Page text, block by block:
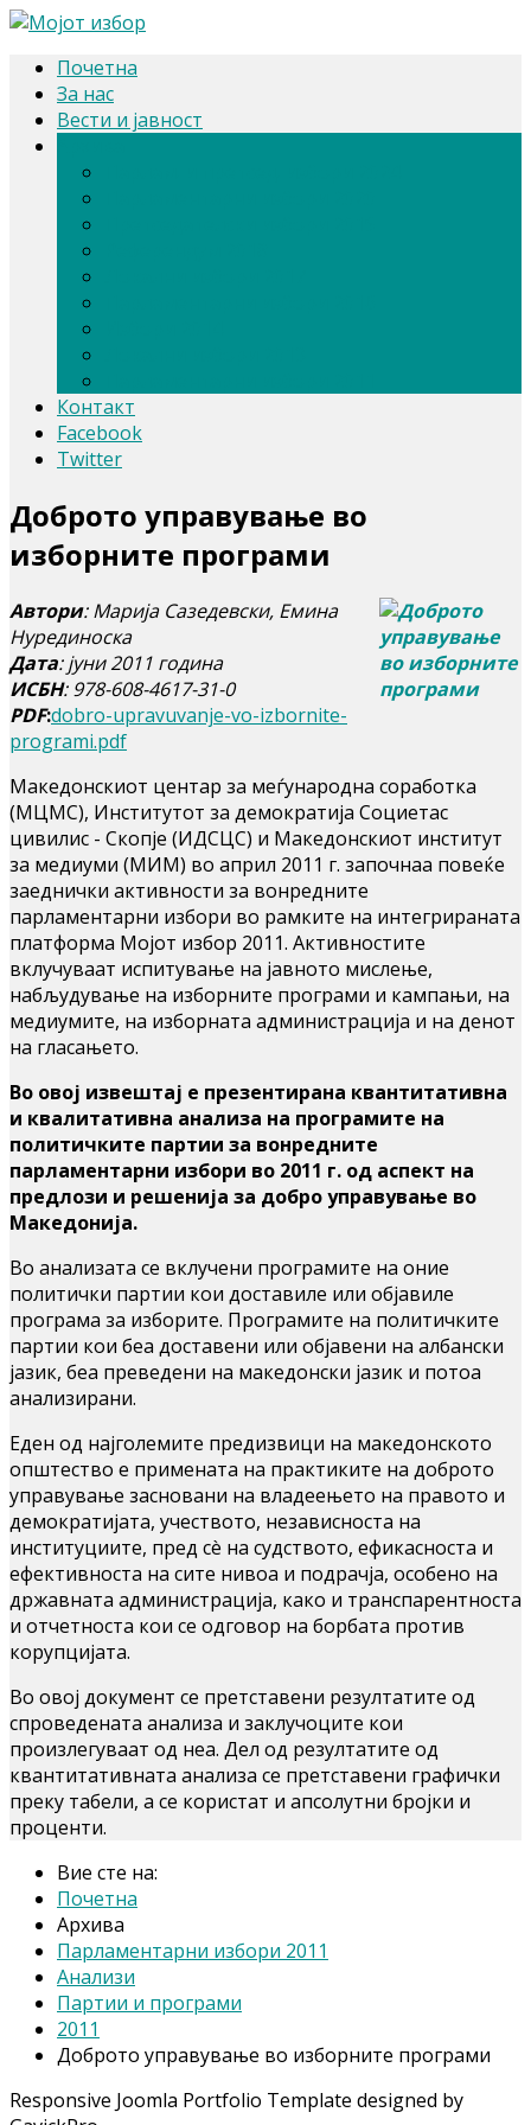
Почетна
За нас
Вести и јавност
Контакт
Facebook
Twitter
Доброто управување во
изборните програми
Автори: Марија Сазедевски, Емина
Нурединоска
Дата: јуни 2011 година
ИСБН: 978-608-4617-31-0
PDF:dobro-upravuvanje-vo-izbornite-
programi.pdf
Македонскиот центар за меѓународна соработка
(МЦМС), Институтот за демократија Социетас
цивилис - Скопје (ИДСЦС) и Македонскиот институт
за медиуми (МИМ) во април 2011 г. започнаа повеќе
заеднички активности за вонредните
парламентарни избори во рамките на интегрираната
платформа Мојот избор 2011. Активностите
вклучуваат испитување на јавното мислење,
набљудување на изборните програми и кампањи, на
медиумите, на изборната администрација и на денот
на гласањето.
Во овој извештај е презентирана квантитативна
и квалитативна анализа на програмите на
политичките партии за вонредните
парламентарни избори во 2011 г. од аспект на
предлози и решенија за добро управување во
Македонија.
Во анализата се вклучени програмите на оние
политички партии кои доставиле или објавиле
програма за изборите. Програмите на политичките
партии кои беа доставени или објавени на албански
јазик, беа преведени на македонски јазик и потоа
анализирани.
Еден од најголемите предизвици на македонското
општество е примената на практиките на доброто
управување засновани на владеењето на правото и
демократијата, учеството, независноста на
институциите, пред сè на судството, ефикасноста и
ефективноста на сите нивоа и подрачја, особено на
државната администрација, како и транспарентноста
и отчетноста кои се одговор на борбата против
корупцијата.
Во овој документ се претставени резултатите од
спроведената анализа и заклучоците кои
произлегуваат од неа. Дел од резултатите од
квантитативната анализа се претставени графички
преку табели, а се користат и апсолутни бројки и
проценти.
Вие сте на:
Почетна
Архива
Парламентарни избори 2011
Анализи
Партии и програми
2011
Доброто управување во изборните програми
Responsive Joomla Portfolio Template designed by